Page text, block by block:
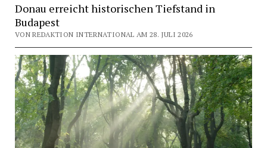
Donau erreicht historischen Tiefstand in
Budapest
VON REDAKTION INTERNATIONAL AM 28. JULI 2026